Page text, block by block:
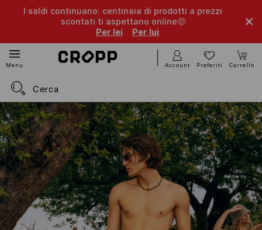
I saldi continuano: centinaia di prodotti a prezzi
scontati ti aspettano online🤑
Per lei
Per lui
Menu Account Preferiti Carrello